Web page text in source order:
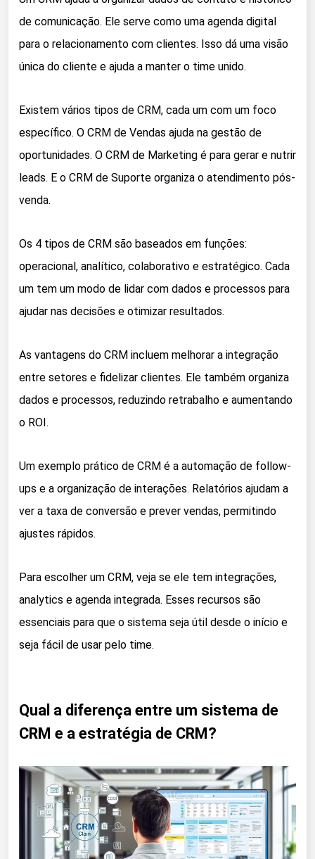
de comunicação. Ele serve como uma agenda digital
para o relacionamento com clientes. Isso dá uma visão
única do cliente e ajuda a manter o time unido.
Existem vários tipos de CRM, cada um com um foco
específico. O CRM de Vendas ajuda na gestão de
oportunidades. O CRM de Marketing é para gerar e nutrir
leads. E o CRM de Suporte organiza o atendimento pós-
venda.
Os 4 tipos de CRM são baseados em funções:
operacional, analítico, colaborativo e estratégico. Cada
um tem um modo de lidar com dados e processos para
ajudar nas decisões e otimizar resultados.
As vantagens do CRM incluem melhorar a integração
entre setores e fidelizar clientes. Ele também organiza
dados e processos, reduzindo retrabalho e aumentando
o ROI.
Um exemplo prático de CRM é a automação de follow-
ups e a organização de interações. Relatórios ajudam a
ver a taxa de conversão e prever vendas, permitindo
ajustes rápidos.
Para escolher um CRM, veja se ele tem integrações,
analytics e agenda integrada. Esses recursos são
essenciais para que o sistema seja útil desde o início e
seja fácil de usar pelo time.
Qual a diferença entre um sistema de
CRM e a estratégia de CRM?